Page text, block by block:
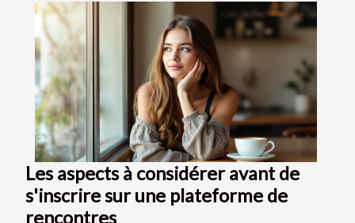
Les aspects à considérer avant de
s'inscrire sur une plateforme de
rencontres